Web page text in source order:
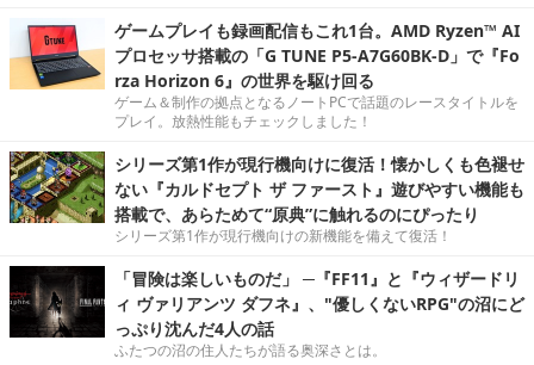
ゲームプレイも録画配信もこれ1台。AMD Ryzen™ AI
プロセッサ搭載の「G TUNE P5-A7G60BK-D」で『Fo
rza Horizon 6』の世界を駆け回る
ゲーム＆制作の拠点となるノートPCで話題のレースタイトルを
プレイ。放熱性能もチェックしました！
シリーズ第1作が現行機向けに復活！懐かしくも色褪せ
ない『カルドセプト ザ ファースト』遊びやすい機能も
搭載で、あらためて“原典”に触れるのにぴったり
シリーズ第1作が現行機向けの新機能を備えて復活！
「冒険は楽しいものだ」 ─『FF11』と『ウィザードリ
ィ ヴァリアンツ ダフネ』、"優しくないRPG"の沼にど
っぷり沈んだ4人の話
ふたつの沼の住人たちが語る奥深さとは。